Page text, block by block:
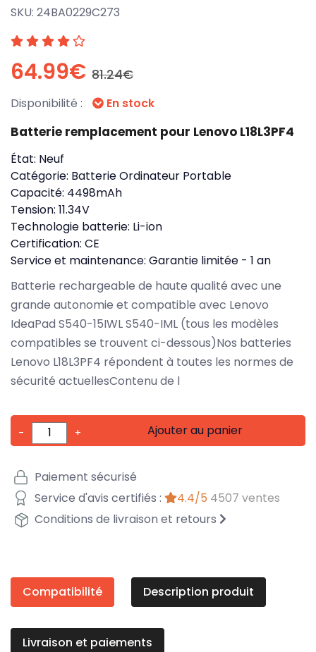
SKU: 24BA0229C273
64.99€ 81.24€
Disponibilité : En stock
Batterie remplacement pour Lenovo L18L3PF4
État: Neuf
Catégorie: Batterie Ordinateur Portable
Capacité: 4498mAh
Tension: 11.34V
Technologie batterie: Li-ion
Certification: CE
Service et maintenance: Garantie limitée - 1 an
Batterie rechargeable de haute qualité avec une
grande autonomie et compatible avec Lenovo
IdeaPad S540-15IWL S540-IML (tous les modèles
compatibles se trouvent ci-dessous)Nos batteries
Lenovo L18L3PF4 répondent à toutes les normes de
sécurité actuellesContenu de l
- + Ajouter au panier
Paiement sécurisé
Service d'avis certifiés :
4.4/5 4507 ventes
Conditions de livraison et retours
Compatibilité Description produit
Livraison et paiements